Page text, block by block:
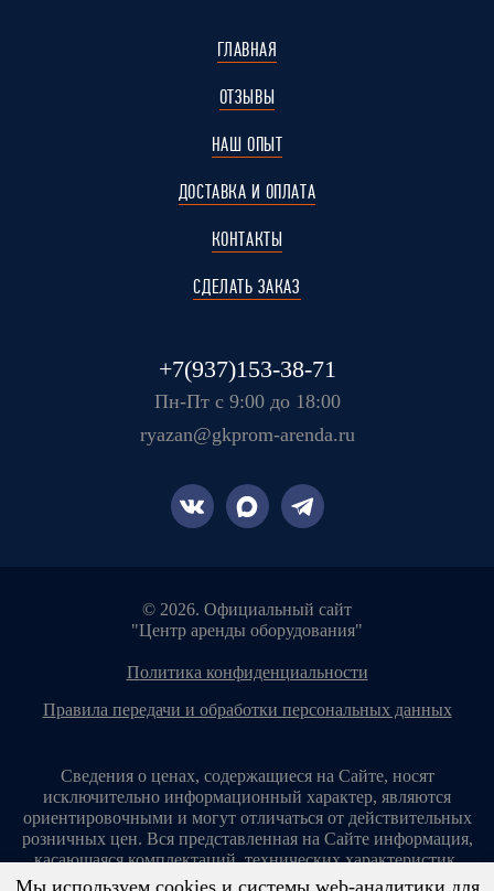
ГЛАВНАЯ
ОТЗЫВЫ
НАШ ОПЫТ
ДОСТАВКА И ОПЛАТА
КОНТАКТЫ
СДЕЛАТЬ ЗАКАЗ
+7(937)153-38-71
Пн-Пт с 9:00 до 18:00
ryazan@gkprom-arenda.ru
© 2026. Официальный сайт
"Центр аренды оборудования"
политика конфиденциальности
правила передачи и обработки персональных данных
Сведения о ценах, содержащиеся на Сайте, носят
исключительно информационный характер, являются
ориентировочными и могут отличаться от действительных
розничных цен. Вся представленная на Сайте информация,
касающаяся комплектаций, технических характеристик,
цветовых сочетаний, стоимости услуг, сервисного
Мы используем cookies и системы web-аналитики для